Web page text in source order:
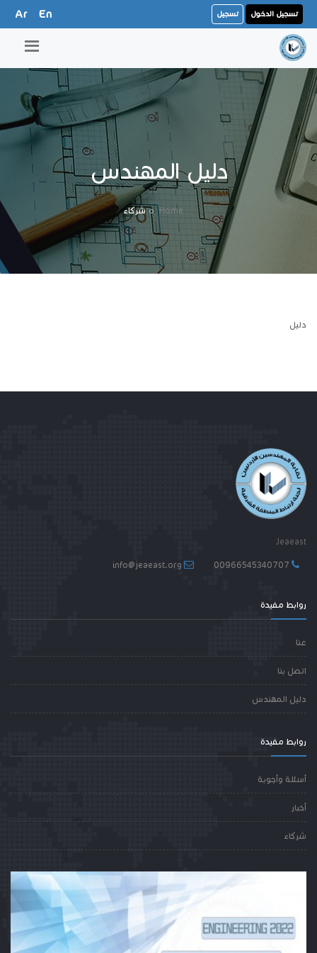
تسجيل الدخول تسجيل En
Ar
دليل المهندس
Home شركاء
دليل
Jeaeast
00966545340707
info@jeaeast.org
روابط مفيدة
عنا
اتصل بنا
دليل المهندس
روابط مفيدة
أسئلة وأجوبة
أخبار
شركاء